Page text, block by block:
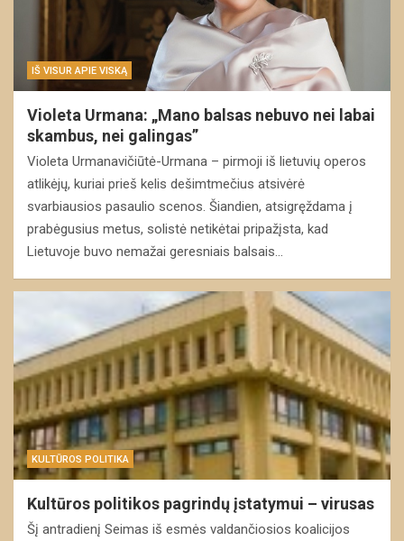
IŠ VISUR APIE VISKĄ
Violeta Urmana: „Mano balsas nebuvo nei labai
skambus, nei galingas”
Violeta Urmanavičiūtė-Urmana – pirmoji iš lietuvių operos
atlikėjų, kuriai prieš kelis dešimtmečius atsivėrė
svarbiausios pasaulio scenos. Šiandien, atsigręždama į
prabėgusius metus, solistė netikėtai pripažįsta, kad
Lietuvoje buvo nemažai geresniais balsais…
KULTŪROS POLITIKA
Kultūros politikos pagrindų įstatymui – virusas
Šį antradienį Seimas iš esmės valdančiosios koalicijos